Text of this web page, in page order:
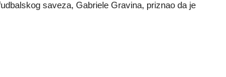
saveza, Gabriele Gravina, priznao da je